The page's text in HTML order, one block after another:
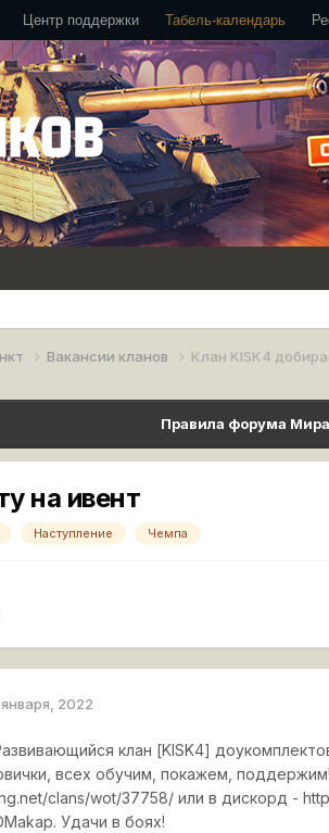
Центр поддержки Табель-календарь
Вакансии кланов Клан KISK4
Правила форума
на ивент
Наступление Чемпа
2022
клан [KISK4]
всех обучим, покажем,
clans/wot/37758/ или в дискорд -
Удачи в боях!